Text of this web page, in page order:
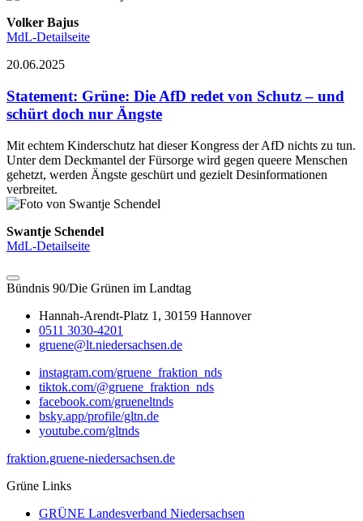
Volker Bajus
MdL-Detailseite
20.06.2025
Statement: Grüne: Die AfD redet von Schutz – und
schürt doch nur Ängste
Mit echtem Kinderschutz hat dieser Kongress der AfD nichts zu tun.
Unter dem Deckmantel der Fürsorge wird gegen queere Menschen
gehetzt, werden Ängste geschürt und gezielt Desinformationen
verbreitet.
Swantje Schendel
MdL-Detailseite
Bündnis 90/Die Grünen im Landtag
Hannah-Arendt-Platz 1, 30159 Hannover
0511 3030-4201
gruene@lt.niedersachsen.de
instagram.com/gruene_fraktion_nds
tiktok.com/@gruene_fraktion_nds
facebook.com/grueneltnds
bsky.app/profile/gltn.de
youtube.com/gltnds
fraktion.gruene-niedersachsen.de
Grüne Links
GRÜNE Landesverband Niedersachsen